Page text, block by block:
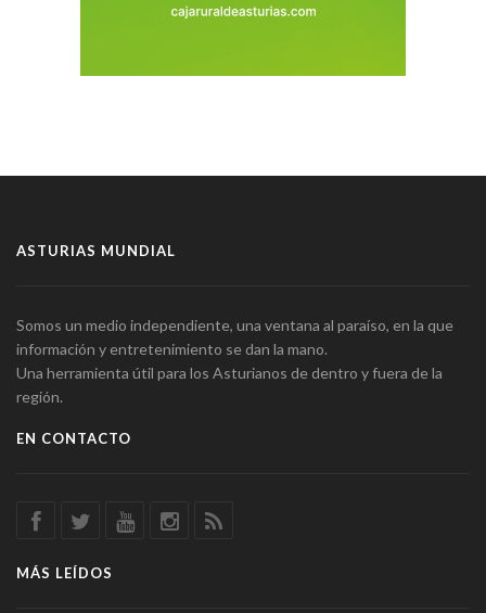
ASTURIAS MUNDIAL
Somos un medio independiente, una ventana al paraíso, en la que
información y entretenimiento se dan la mano.
Una herramienta útil para los Asturianos de dentro y fuera de la
región.
EN CONTACTO
MÁS LEÍDOS